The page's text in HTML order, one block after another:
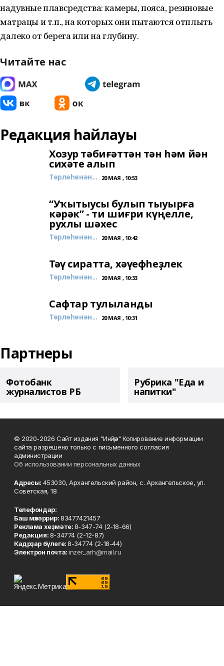
надувные плавсредства: камеры, пояса, резиновые
матрацы и т.п., на которых они пытаются отплыть
далеко от берега или на глубину.
Читайте нас
Редакция һайлауы
Хозур тәбиғәттән тән һәм йән
сихәте алып
Төрлөһөнән... 20 МАЯ , 10:53
“Уҡытыусы булып тыуырға
кәрәк” - ти шиғри күңелле,
рухлы шәхес
Төрлөһөнән... 20 МАЯ , 10:42
Тәү сиратта, хәүефһеҙлек
Төрлөһөнән... 20 МАЯ , 10:33
Сафтар тулыланды
Төрлөһөнән... 20 МАЯ , 10:31
Партнеры
Фотобанк
журналистов РБ
Рубрика "Еда и
напитки"
© 2020-2026 Сайт издания "Инйәр" Копирование информации
сайта разрешено только с письменного согласия
администрации
Об использовании персональных данных
Адресы: 453030, Архангельский район, с. Архангельское, ул.
Советская, 18
Телефондар:
Баш мөхәррир:83477421457
Реклама хеҙмәте:8-347-74 (2-18-66)
Редакция:8-34774 (2-12-87)
Кадрҙар бүлеге:8-34774 (2-18-44)
Электрон почта:inzer_arh@mail.ru